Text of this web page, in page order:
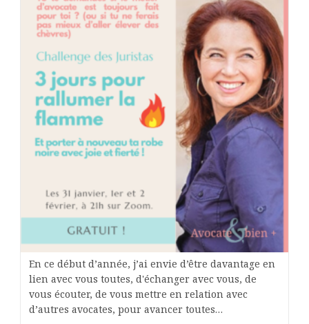
En ce début d’année, j’ai envie d’être davantage en
lien avec vous toutes, d'échanger avec vous, de
vous écouter, de vous mettre en relation avec
d’autres avocates, pour avancer toutes…